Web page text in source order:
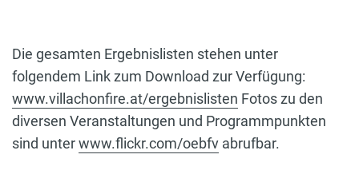
Die gesamten Ergebnislisten stehen unter
folgendem Link zum Download zur Verfügung:
www.villachonfire.at/ergebnislisten Fotos zu den
diversen Veranstaltungen und Programmpunkten
sind unterwww.flickr.com/oebfv abrufbar.